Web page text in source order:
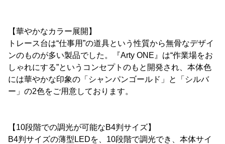
【華やかなカラー展開】
トレース台は“仕事用”の道具という性質から無骨なデザイ
ンのものが多い製品でした。『Arty ONE』は“作業場をお
しゃれにする”というコンセプトのもと開発され、本体色
には華やかな印象の「シャンパンゴールド」と「シルバ
ー」の2色をご用意しております。
【10段階での調光が可能なB4判サイズ】
B4判サイズの薄型LEDを、10段階で調光でき、本体サイ